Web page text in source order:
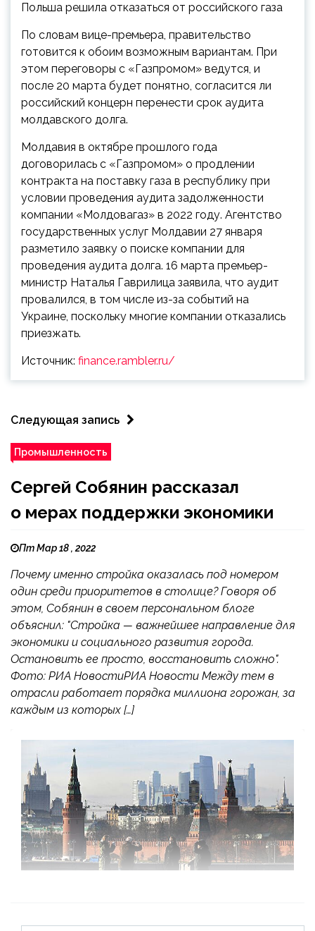
Польша решила отказаться от российского газа
По словам вице-премьера, правительство
готовится к обоим возможным вариантам. При
этом переговоры с «Газпромом» ведутся, и
после 20 марта будет понятно, согласится ли
российский концерн перенести срок аудита
молдавского долга.
Молдавия в октябре прошлого года
договорилась с «Газпромом» о продлении
контракта на поставку газа в республику при
условии проведения аудита задолженности
компании «Молдовагаз» в 2022 году. Агентство
государственных услуг Молдавии 27 января
разметило заявку о поиске компании для
проведения аудита долга. 16 марта премьер-
министр Наталья Гаврилица заявила, что аудит
провалился, в том числе из-за событий на
Украине, поскольку многие компании отказались
приезжать.
Источник: finance.rambler.ru/
Следующая запись
Промышленность
Сергей Собянин рассказал
о мерах поддержки экономики
Пт Мар 18 , 2022
Почему именно стройка оказалась под номером
один среди приоритетов в столице? Говоря об
этом, Собянин в своем персональном блоге
объяснил: "Стройка — важнейшее направление для
экономики и социального развития города.
Остановить ее просто, восстановить сложно".
Фото: РИА НовостиРИА Новости Между тем в
отрасли работает порядка миллиона горожан, за
каждым из которых […]